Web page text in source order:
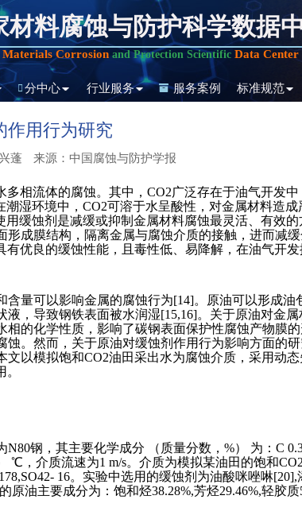
材料腐蚀与防护科学数据
Materials Corrosionand Protection Scientific Data Center
分中心 行业服务 服务案例 标准规范
作用行为研究
蓬 来源：中国腐蚀与防护学报
相流体的腐蚀。其中，CO2广泛存在于油气开发
湿环境中，CO2可溶于水呈酸性，对金属材料造
缓蚀剂是减缓或抑制金属材料腐蚀最灵活、有效
成膜结构，隔离金属与腐蚀介质的接触，进而减
优良的缓蚀性能，且毒性低、易降解，在油气开发
量可以影响金属的腐蚀行为[14]。原油可以形成
，导致钢铁表面被水润湿[15,16]。关于原油对金
的化学性质，影响了碳钢表面保护性腐蚀产物膜
。然而，关于原油对缓蚀剂作用行为影响方面的
以模拟饱和CO2油田采出水为腐蚀介质，采用动
钢，其主要化学成分 （质量分数，%） 为：C
℃，介质流速为1 m/s。介质为模拟某油田的饱和
16。实验中选用的缓蚀剂为油酸咪唑啉
油主要成分为：饱和烃38.28%,芳烃29.46%,轻胶